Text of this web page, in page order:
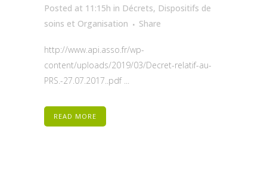
Posted at 11:15h in Décrets, Dispositifs de
soins et Organisation
Share
http://www.api.asso.fr/wp-
content/uploads/2019/03/Decret-relatif-au-
PRS.-27.07.2017..pdf ...
READ MORE